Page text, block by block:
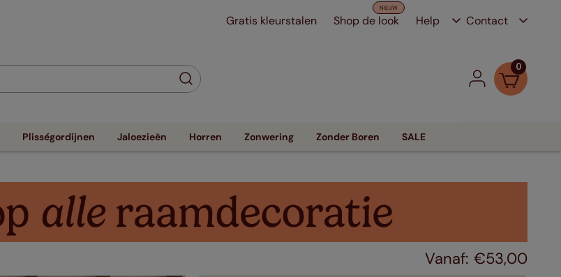
Gratis kleurstalen Shop de look Help Contact
0
Plisségordijnen Jaloezieën Horren Zonwering Zonder Boren SALE
€53,00